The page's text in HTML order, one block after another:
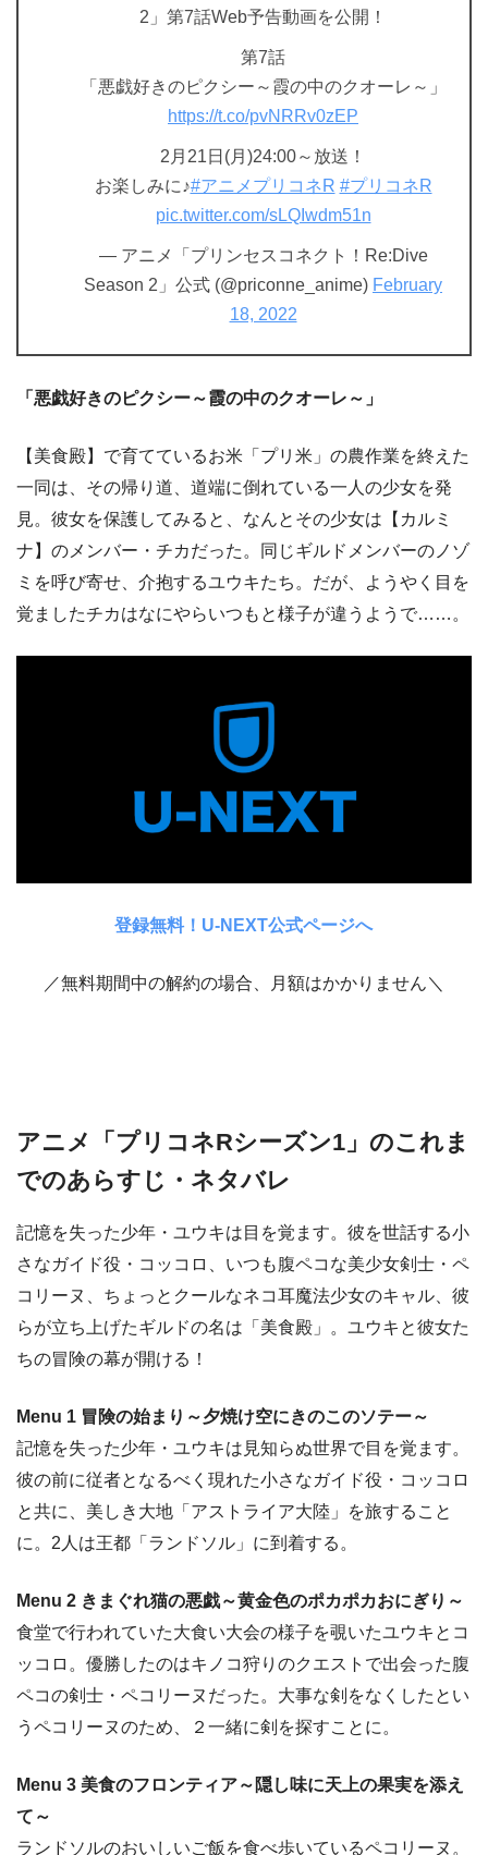
2」第7話Web予告動画を公開！
第7話
「悪戯好きのピクシー～霞の中のクオーレ～」
https://t.co/pvNRRv0zEP
2月21日(月)24:00～放送！
お楽しみに♪#アニメプリコネR #プリコネR
pic.twitter.com/sLQIwdm51n
— アニメ「プリンセスコネクト！Re:Dive
Season 2」公式 (@priconne_anime) February
18, 2022
「悪戯好きのピクシー～霞の中のクオーレ～」
【美食殿】で育てているお米「プリ米」の農作業を終えた
一同は、その帰り道、道端に倒れている一人の少女を発
見。彼女を保護してみると、なんとその少女は【カルミ
ナ】のメンバー・チカだった。同じギルドメンバーのノゾ
ミを呼び寄せ、介抱するユウキたち。だが、ようやく目を
覚ましたチカはなにやらいつもと様子が違うようで……。
登録無料！U-NEXT公式ページへ
／無料期間中の解約の場合、月額はかかりません＼
アニメ「プリコネRシーズン1」のこれま
でのあらすじ・ネタバレ
記憶を失った少年・ユウキは目を覚ます。彼を世話する小
さなガイド役・コッコロ、いつも腹ペコな美少女剣士・ペ
コリーヌ、ちょっとクールなネコ耳魔法少女のキャル、彼
らが立ち上げたギルドの名は「美食殿」。ユウキと彼女た
ちの冒険の幕が開ける！
Menu 1 冒険の始まり～夕焼け空にきのこのソテー～
記憶を失った少年・ユウキは見知らぬ世界で目を覚ます。
彼の前に従者となるべく現れた小さなガイド役・コッコロ
と共に、美しき大地「アストライア大陸」を旅すること
に。2人は王都「ランドソル」に到着する。
Menu 2 きまぐれ猫の悪戯～黄金色のポカポカおにぎり～
食堂で行われていた大食い大会の様子を覗いたユウキとコ
ッコロ。優勝したのはキノコ狩りのクエストで出会った腹
ペコの剣士・ペコリーヌだった。大事な剣をなくしたとい
うペコリーヌのため、２一緒に剣を探すことに。
Menu 3 美食のフロンティア～隠し味に天上の果実を添え
て～
ランドソルのおいしいご飯を食べ歩いているペコリーヌ。